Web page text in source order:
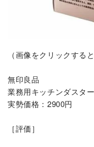
（画像をクリックする
無印良品
業務用キッチンダスタ
実勢価格：2900円
［評価］